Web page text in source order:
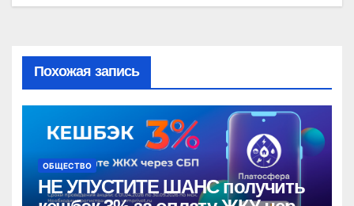
Похожая запись
ОБЩЕСТВО
НЕ УПУСТИТЕ ШАНС получить